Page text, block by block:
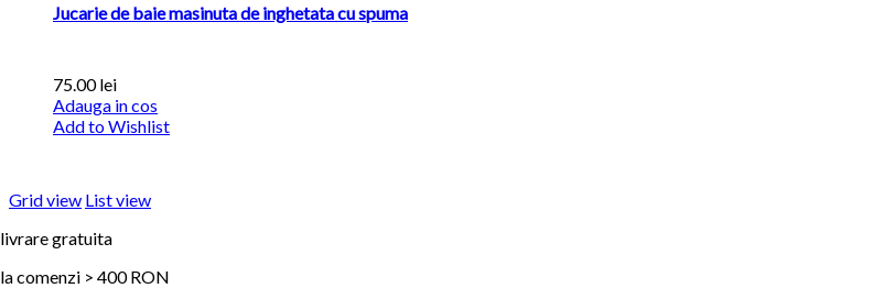
Jucarie de baie masinuta de inghetata cu spuma
75.00lei
Adauga in cos
Add to Wishlist
Grid view List view
livrare gratuita
la comenzi > 400 RON